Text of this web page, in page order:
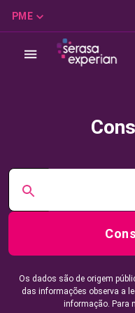
PME
Os dados são de origem
das informações observa a
informação. Para